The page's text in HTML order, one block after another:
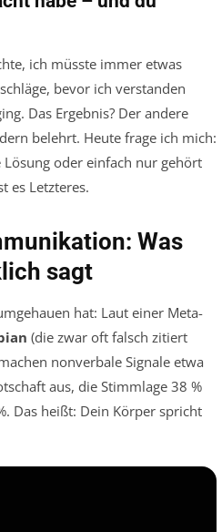
ich müsste immer etwas
bevor ich verstanden
Das Ergebnis? Der andere
belehrt. Heute frage ich mich:
Lösung oder einfach nur gehört
es Letzteres.
Was
sagt
hat: Laut einer Meta-
(die zwar oft falsch zitiert
nonverbale Signale etwa
aus, die Stimmlage 38 %
Das heißt: Dein Körper spricht